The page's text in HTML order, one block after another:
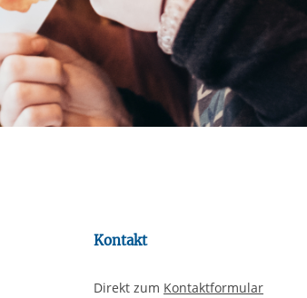
Wiedergabe starten/
Kontakt
Direkt zum Kontaktformular